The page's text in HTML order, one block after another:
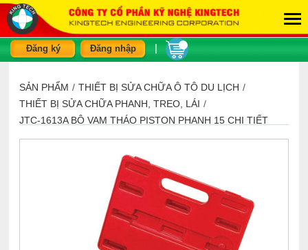
Đăng ký Đăng nhập
SẢN PHẨM / THIẾT BỊ SỬA CHỮA Ô TÔ DU LỊCH /
THIẾT BỊ SỬA CHỮA PHANH, TREO, LÁI /
JTC-1613A BỘ VAM THÁO PISTON PHANH 15 CHI TIẾT